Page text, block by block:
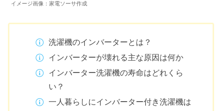
イメージ画像：家電ソーサ作成
洗濯機のインバーターとは？
インバーターが壊れる主な原因は何か
インバーター洗濯機の寿命はどれくら
い？
一人暮らしにインバーター付き洗濯機は